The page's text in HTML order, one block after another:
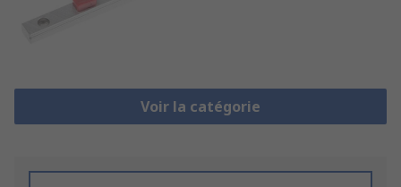
Voir la catégorie